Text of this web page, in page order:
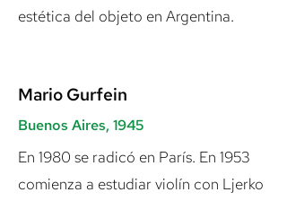
estética del objeto en Argentina.
Mario Gurfein
Buenos Aires, 1945
En 1980 se radicó en París. En 1953
comienza a estudiar violín con Ljerko